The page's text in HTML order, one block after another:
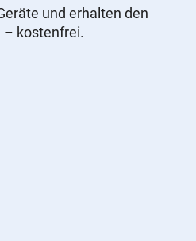
und erhalten den
– kostenfrei.